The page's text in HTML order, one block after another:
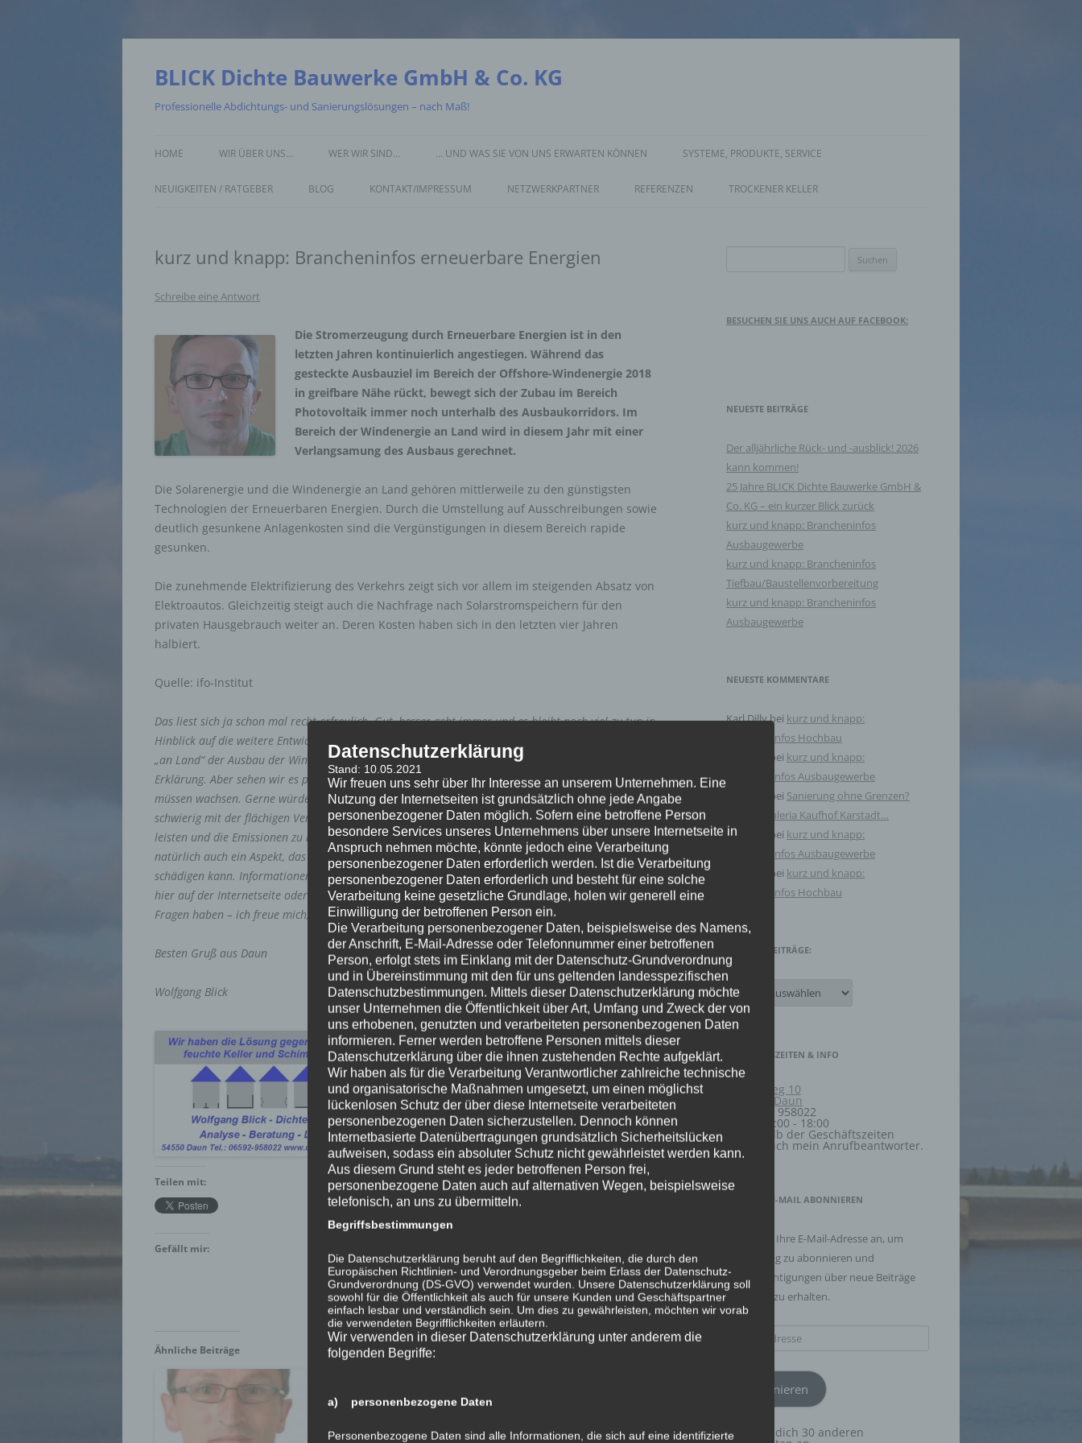
Zum
BLICK Dichte Bauwerke GmbH & Co. KG
Professionelle Abdichtungs- und Sanierungslösungen – nach Maß!
HOME WIR ÜBER UNS… WER WIR SIND… … UND WAS SIE VON UNS ERWARTEN KÖNNEN SYSTEME, PRODUKTE, SERVICE
NEUIGKEITEN / RATGEBER BLOG KONTAKT/IMPRESSUM NETZWERKPARTNER REFERENZEN TROCKENER KELLER
kurz und knapp: Brancheninfos erneuerbare Energien
Schreibe eine Antwort
Die Stromerzeugung durch Erneuerbare Energien ist in den
letzten Jahren kontinuierlich angestiegen. Während das
gesteckte Ausbauziel im Bereich der Offshore-Windenergie 2018
in greifbare Nähe rückt, bewegt sich der Zubau im Bereich
Photovoltaik immer noch unterhalb des Ausbaukorridors. Im
Bereich der Windenergie an Land wird in diesem Jahr mit einer
Verlangsamung des Ausbaus gerechnet.
Die Solarenergie und die Windenergie an Land gehören mittlerweile zu den günstigsten
Technologien der Erneuerbaren Energien. Durch die Umstellung auf Ausschreibungen sowie
deutlich gesunkene Anlagenkosten sind die Vergünstigungen in diesem Bereich rapide
gesunken.
Die zunehmende Elektrifizierung des Verkehrs zeigt sich vor allem im steigenden Absatz von
Elektroautos. Gleichzeitig steigt auch die Nachfrage nach Solarstromspeichern für den
privaten Hausgebrauch weiter an. Deren Kosten haben sich in den letzten vier Jahren
halbiert.
Quelle: ifo-Institut
Das liest sich ja schon mal recht erfreulich. Gut, besser geht immer und es bleibt noch viel zu tun in
Hinblick auf die weitere Entwicklung – aber es ist ein Anfang. Welche Gründe dafür sprechen, das
„an Land“ der Ausbau der Windenergie zurückgeht, dafür hat wohl auch jeder von uns seine
Erklärung. Aber sehen wir es positiv. Die „Mischung macht´s“ – zumindest zu Anfang. Die Strukturen
müssen wachsen. Gerne würde ich bspw. künftig ein E-Auto nutzen, hier auf dem Land ist es
schwierig mit der flächigen Versorgung. Also denke ich über Möglichkeiten nach, meinen Beitrag zu
leisten und die Emissionen zu reduzieren – genau wie Sie sicher auch? Ganzheitlich betrachtet ist
natürlich auch ein Aspekt, das die Energie, die wir erst gar nicht benötigen, die Umwelt auch nicht
schädigen kann. Informationen, wie Sie Ihre Immobilie dahingehend optimieren können finden Sie
hier auf der Internetseite oder gerne auch in einer Beratung vor Ort. Rufen Sie mich an, wenn Sie
Fragen haben – ich freue mich, von Ihnen zu hören.
Besten Gruß aus Daun
Wolfgang Blick
Teilen mit:
Gefällt mir:
Ähnliche Beiträge
BESUCHEN SIE UNS AUCH AUF FACEBOOK:
NEUESTE BEITRÄGE
Der alljährliche Rück- und -ausblick! 2026
kann kommen!
25 Jahre BLICK Dichte Bauwerke GmbH &
Co. KG – ein kurzer Blick zurück
kurz und knapp: Brancheninfos
Ausbaugewerbe
kurz und knapp: Brancheninfos
Tiefbau/Baustellenvorbereitung
kurz und knapp: Brancheninfos
Ausbaugewerbe
NEUESTE KOMMENTARE
Karl Dillybei kurz und knapp:
Brancheninfos Hochbau
bei kurz und knapp:
Brancheninfos Ausbaugewerbe
bei Sanierung ohne Grenzen?
Der Fall Galeria Kaufhof Karstadt…
Karl Dilly
bei kurz und knapp:
Brancheninfos Ausbaugewerbe
bei kurz und knapp:
Brancheninfos Hochbau
FRÜHERE BEITRÄGE:
Frühere
Beiträge:
GESCHÄFTSZEITEN & INFO
Fliederweg 10
D-54550 Daun
+49 6592 958022
Mo - Fr 8:00 - 18:00
Außerhalb der Geschäftszeiten
meldet sich mein Anrufbeantworter.
BLOG VIA E-MAIL ABONNIEREN
Geben Sie Ihre E-Mail-Adresse an, um
diesen Blog zu abonnieren und
Benachrichtigungen über neue Beiträge
via E-Mail zu erhalten.
Abonnieren
Schließe dich 30 anderen
Datenschutzerklärung
Stand: 10.05.2021
Wir freuen uns sehr über Ihr Interesse an unserem Unternehmen. Eine
Nutzung der Internetseiten ist grundsätzlich ohne jede Angabe
personenbezogener Daten möglich. Sofern eine betroffene Person
besondere Services unseres Unternehmens über unsere Internetseite in
Anspruch nehmen möchte, könnte jedoch eine Verarbeitung
personenbezogener Daten erforderlich werden. Ist die Verarbeitung
personenbezogener Daten erforderlich und besteht für eine solche
Verarbeitung keine gesetzliche Grundlage, holen wir generell eine
Einwilligung der betroffenen Person ein.
Die Verarbeitung personenbezogener Daten, beispielsweise des Namens,
der Anschrift, E-Mail-Adresse oder Telefonnummer einer betroffenen
Person, erfolgt stets im Einklang mit der Datenschutz-Grundverordnung
und in Übereinstimmung mit den für uns geltenden landesspezifischen
Datenschutzbestimmungen. Mittels dieser Datenschutzerklärung möchte
unser Unternehmen die Öffentlichkeit über Art, Umfang und Zweck der von
uns erhobenen, genutzten und verarbeiteten personenbezogenen Daten
informieren. Ferner werden betroffene Personen mittels dieser
Datenschutzerklärung über die ihnen zustehenden Rechte aufgeklärt.
Wir haben als für die Verarbeitung Verantwortlicher zahlreiche technische
und organisatorische Maßnahmen umgesetzt, um einen möglichst
lückenlosen Schutz der über diese Internetseite verarbeiteten
personenbezogenen Daten sicherzustellen. Dennoch können
Internetbasierte Datenübertragungen grundsätzlich Sicherheitslücken
aufweisen, sodass ein absoluter Schutz nicht gewährleistet werden kann.
Aus diesem Grund steht es jeder betroffenen Person frei,
personenbezogene Daten auch auf alternativen Wegen, beispielsweise
telefonisch, an uns zu übermitteln.
Begriffsbestimmungen
Die Datenschutzerklärung beruht auf den Begrifflichkeiten, die durch den
Europäischen Richtlinien- und Verordnungsgeber beim Erlass der Datenschutz-
Grundverordnung (DS-GVO) verwendet wurden. Unsere Datenschutzerklärung soll
sowohl für die Öffentlichkeit als auch für unsere Kunden und Geschäftspartner
einfach lesbar und verständlich sein. Um dies zu gewährleisten, möchten wir vorab
die verwendeten Begrifflichkeiten erläutern.
Wir verwenden in dieser Datenschutzerklärung unter anderem die
folgenden Begriffe:
a) personenbezogene Daten
Personenbezogene Daten sind alle Informationen, die sich auf eine identifizierte